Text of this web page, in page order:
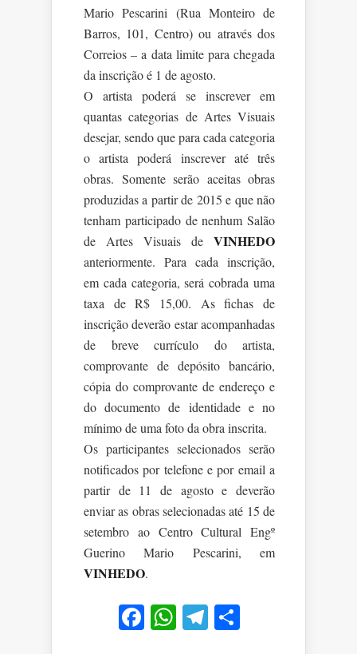
Mario Pescarini (Rua Monteiro de
Barros, 101, Centro) ou através dos
Correios – a data limite para chegada
da inscrição é 1 de agosto.
O artista poderá se inscrever em
quantas categorias de Artes Visuais
desejar, sendo que para cada categoria
o artista poderá inscrever até três
obras. Somente serão aceitas obras
produzidas a partir de 2015 e que não
tenham participado de nenhum Salão
de Artes Visuais de VINHEDO
anteriormente. Para cada inscrição,
em cada categoria, será cobrada uma
taxa de R$ 15,00. As fichas de
inscrição deverão estar acompanhadas
de breve currículo do artista,
comprovante de depósito bancário,
cópia do comprovante de endereço e
do documento de identidade e no
mínimo de uma foto da obra inscrita.
Os participantes selecionados serão
notificados por telefone e por email a
partir de 11 de agosto e deverão
enviar as obras selecionadas até 15 de
setembro ao Centro Cultural Engº
Guerino Mario Pescarini, em
VINHEDO.
Facebook
WhatsApp
Telegram